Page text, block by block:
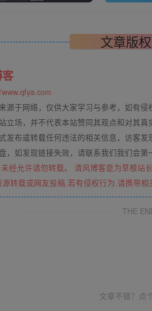
文章版
源于网络，仅供大家学习与参考，如有侵
立场，并不代表本站赞同其观点和对其真
发布或转载任何违法的相关信息，访客发
，如发现链接失效，请联系我们我们会第
经允许请勿转载。 清风博客是为草根站
转载或网友投稿,若有侵权行为,请携带相
THE
文章不错？点